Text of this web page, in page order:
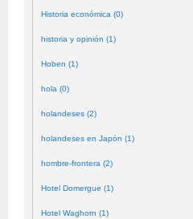
Historia económica (0)
historia y opinión (1)
Hoben (1)
hola (0)
holandeses (2)
holandeses en Japón (1)
hombre-frontera (2)
Hotel Domergue (1)
Hotel Waghorn (1)